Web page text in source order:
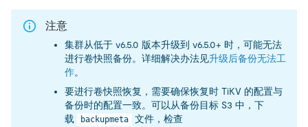
注意
集群从低于 v6.5.0 版本升级到 v6.5.0+ 时，可能无法
进行卷快照备份。详细解决办法见升级后备份无法工
作。
要进行卷快照恢复，需要确保恢复时 TiKV 的配置与
备份时的配置一致。可以从备份目标 S3 中，下
载
backupmeta 文件，检查